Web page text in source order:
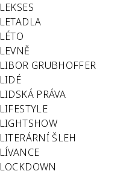
LEKSES
LETADLA
LÉTO
LEVNĚ
LIBOR GRUBHOFFER
LIDÉ
LIDSKÁ PRÁVA
LIFESTYLE
LIGHTSHOW
LITERÁRNÍ ŠLEH
LÍVANCE
LOCKDOWN